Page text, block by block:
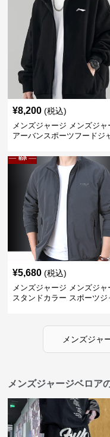
¥8,200 (税込)
メンズジャージ メンズジャ
アーバンスポーツフードジ
¥5,680 (税込)
メンズジャージ メンズジャ
スタンドカラー スポーツジ
メンズジャ
メンズジャージベロア